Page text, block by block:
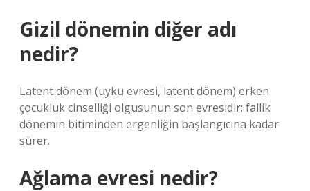
Gizil dönemin diğer adı
nedir?
Latent dönem (uyku evresi, latent dönem) erken
çocukluk cinselliği olgusunun son evresidir; fallik
dönemin bitiminden ergenliğin başlangıcına kadar
sürer.
Ağlama evresi nedir?